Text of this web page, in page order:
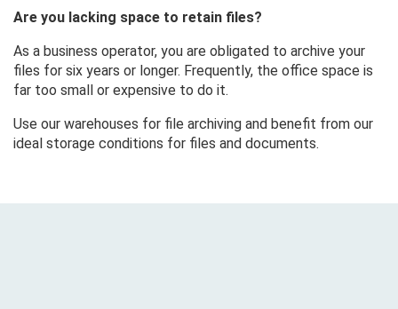
Are you lacking space to retain files?
As a business operator, you are obligated to archive your
files for six years or longer. Frequently, the office space is
far too small or expensive to do it.
Use our warehouses for file archiving and benefit from our
ideal storage conditions for files and documents.